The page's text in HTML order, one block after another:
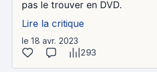
pas le trouver en DVD.
Lire la critique
le 18 avr. 2023
293